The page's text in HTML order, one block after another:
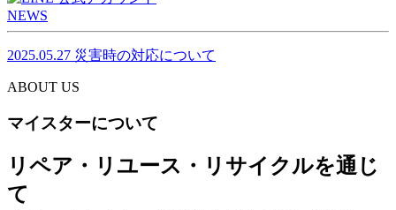
NEWS
2025.05.27 災害時の対応について
ABOUT US
マイスターについて
リペア・リユース・リサイクルを通じ
て